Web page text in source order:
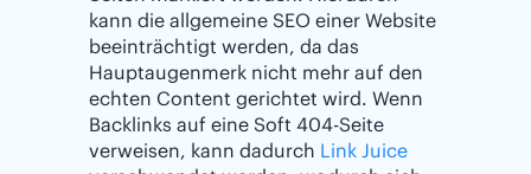
kann die allgemeine SEO einer Website
beeinträchtigt werden, da das
Hauptaugenmerk nicht mehr auf den
echten Content gerichtet wird. Wenn
Backlinks auf eine Soft 404-Seite
verweisen, kann dadurch Link Juice